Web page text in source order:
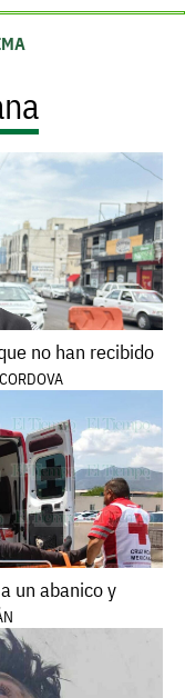
no han recibido
un abanico y